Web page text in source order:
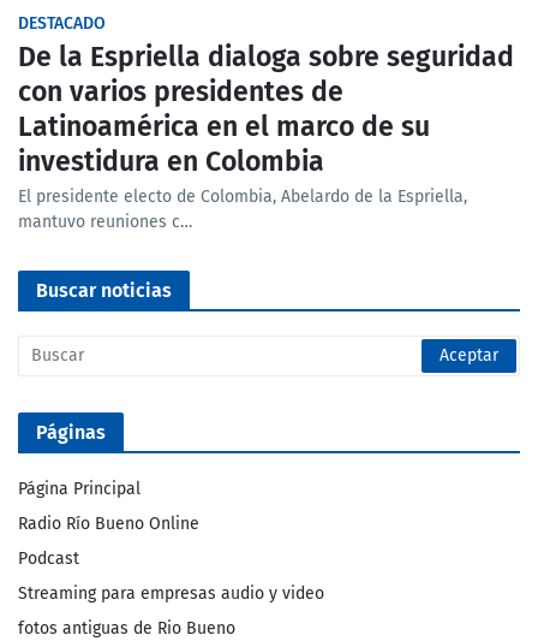
DESTACADO
De la Espriella dialoga sobre seguridad
con varios presidentes de
Latinoamérica en el marco de su
investidura en Colombia
El presidente electo de Colombia, Abelardo de la Espriella,
mantuvo reuniones c…
Buscar noticias
Páginas
Página Principal
Radio Río Bueno Online
Podcast
Streaming para empresas audio y video
fotos antiguas de Rio Bueno